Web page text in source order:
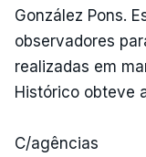
González Pons.
observadores
realizadas em
Histórico obteve
C/agências